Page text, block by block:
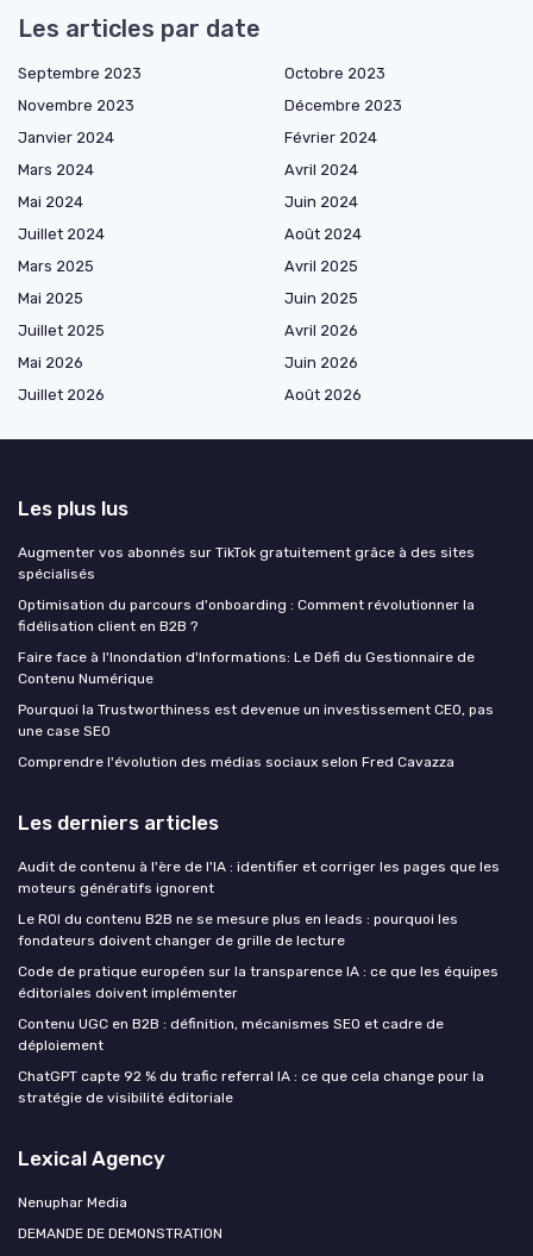
Les articles par date
Septembre 2023
Octobre 2023
Novembre 2023
Décembre 2023
Janvier 2024
Février 2024
Mars 2024
Avril 2024
Mai 2024
Juin 2024
Juillet 2024
Août 2024
Mars 2025
Avril 2025
Mai 2025
Juin 2025
Juillet 2025
Avril 2026
Mai 2026
Juin 2026
Juillet 2026
Août 2026
Les plus lus
Augmenter vos abonnés sur TikTok gratuitement grâce à des sites
spécialisés
Optimisation du parcours d'onboarding : Comment révolutionner la
fidélisation client en B2B ?
Faire face à l'Inondation d'Informations: Le Défi du Gestionnaire de
Contenu Numérique
Pourquoi la Trustworthiness est devenue un investissement CEO, pas
une case SEO
Comprendre l'évolution des médias sociaux selon Fred Cavazza
Les derniers articles
Audit de contenu à l'ère de l'IA : identifier et corriger les pages que les
moteurs génératifs ignorent
Le ROI du contenu B2B ne se mesure plus en leads : pourquoi les
fondateurs doivent changer de grille de lecture
Code de pratique européen sur la transparence IA : ce que les équipes
éditoriales doivent implémenter
Contenu UGC en B2B : définition, mécanismes SEO et cadre de
déploiement
ChatGPT capte 92 % du trafic referral IA : ce que cela change pour la
stratégie de visibilité éditoriale
Lexical Agency
Nenuphar Media
DEMANDE DE DEMONSTRATION